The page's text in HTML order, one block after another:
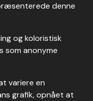
denne
og koloristisk
som anonyme
variere en
grafik, opnået at